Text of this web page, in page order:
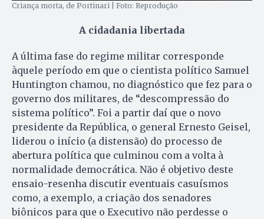
Criança morta, de Portinari | Foto: Reprodução
A cidadania libertada
A última fase do regime militar corresponde
àquele período em que o cientista político Samuel
Huntington chamou, no diagnóstico que fez para o
governo dos militares, de “descompressão do
sistema político”. Foi a partir daí que o novo
presidente da República, o general Ernesto Geisel,
liderou o início (a distensão) do processo de
abertura política que culminou com a volta à
normalidade democrática. Não é objetivo deste
ensaio-resenha discutir eventuais casuísmos
como, a exemplo, a criação dos senadores
biônicos para que o Executivo não perdesse o